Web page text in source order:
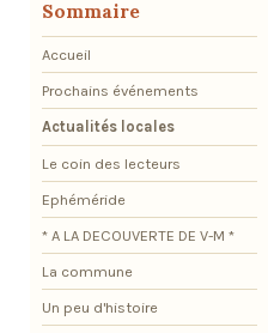
Sommaire
Accueil
Prochains événements
Actualités locales
Le coin des lecteurs
Ephéméride
* A LA DECOUVERTE DE V-M *
La commune
Un peu d'histoire